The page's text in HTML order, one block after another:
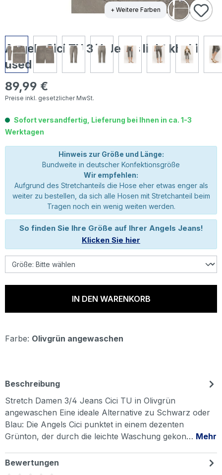
+ Weitere Farben
Angels Cici TU 3/4 Jeans light khaki
used
Regulärer Preis:
89,99 €
Preise inkl. gesetzlicher MwSt.
Sofort versandfertig, Lieferung bei Ihnen in ca. 1-3
Werktagen
Hinweis zur Größe und Länge:
Bundweite in deutscher Konfektionsgröße
Wir empfehlen:
Aufgrund des Stretchanteils die Hose eher etwas enger als
weiter zu bestellen, da sich alle Hosen mit Stretchanteil beim
Tragen noch ein wenig weiten werden.
So finden Sie Ihre Größe auf Ihrer Angels Jeans!
Klicken Sie hier
IN DEN WARENKORB
Farbe: Olivgrün angewaschen
Beschreibung
Stretch Damen 3/4 Jeans Cici TU in Olivgrün
angewaschen Eine ideale Alternative zu Schwarz oder
Blau: Die Angels Cici punktet in einem dezenten
Grünton, der durch die leichte Waschung gekon… Mehr
Bewertungen